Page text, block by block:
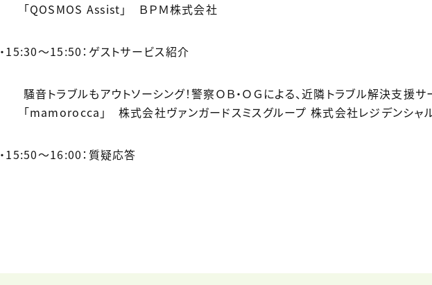
「QOSMOS Assist」 ＢＰＭ株式会社
・15:30〜15:50：ゲストサービス紹介
騒音トラブルもアウトソーシング！警察ＯＢ・ＯＧによる、近隣トラブル解決支援サ
「mamorocca」 株式会社ヴァンガードスミスグループ 株式会社レジデンシャ
・15:50〜16:00：質疑応答